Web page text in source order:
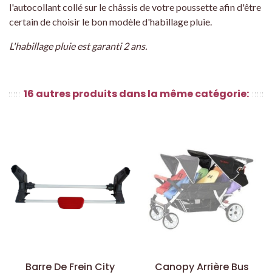
l'autocollant collé sur le châssis de votre poussette afin d'être
certain de choisir le bon modèle d'habillage pluie.
L'habillage pluie est garanti 2 ans.
16 autres produits dans la même catégorie:
Barre De Frein City Canopy Arrière Bus